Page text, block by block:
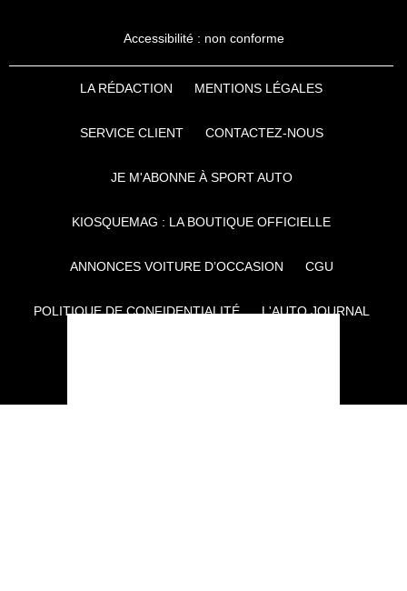
Accessibilité : non conforme
LA RÉDACTION MENTIONS LÉGALES
SERVICE CLIENT CONTACTEZ-NOUS
JE M'ABONNE À SPORT AUTO
KIOSQUEMAG : LA BOUTIQUE OFFICIELLE
ANNONCES VOITURE D’OCCASION CGU
POLITIQUE DE CONFIDENTIALITÉ L'AUTO JOURNAL